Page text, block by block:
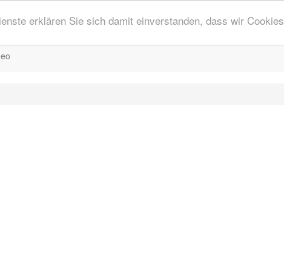
erklären Sie sich damit einverstanden, dass wir Cookies